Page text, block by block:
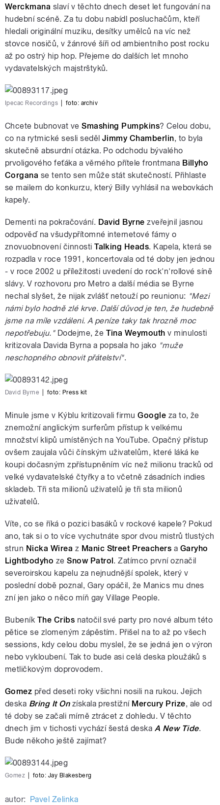
Werckmana slaví v těchto dnech deset let fungování na
hudební scéně. Za tu dobu nabídl posluchačům, kteří
hledali originální muziku, desítky umělců na víc než
stovce nosičů, v žánrové šíři od ambientního post rocku
až po ostrý hip hop. Přejeme do dalších let mnoho
vydavatelských majstrštyků.
Ipecac Recordings foto: archiv
Chcete bubnovat veSmashing Pumpkins? Celou dobu,
co na rytmické sesli seděl Jimmy Chamberlin, to byla
skutečně absurdní otázka. Po odchodu bývalého
prvoligového feťáka a věrného přítele frontmana Billyho
Corgana se tento sen může stát skutečností. Přihlaste
se mailem do konkurzu, který Billy vyhlásil na webovkách
kapely.
Dementi na pokračování. David Byrne zveřejnil jasnou
odpověď na všudypřítomné internetové fámy o
znovuobnovení činnostiTalking Heads. Kapela, která se
rozpadla v roce 1991, koncertovala od té doby jen jednou
- v roce 2002 u příležitosti uvedení do rock'n'rollové síně
slávy. V rozhovoru pro Metro a další média se Byrne
nechal slyšet, že nijak zvlášť netouží po reunionu: "Mezi
námi bylo hodně zlé krve. Další důvod je ten, že hudebně
jsme na míle vzdáleni. A peníze taky tak hrozně moc
nepotřebuju."Dodejme, že Tina Weymouth v minulosti
kritizovala Davida Byrna a popsala ho jako "muže
neschopného obnovit přátelství".
David Byrne foto: Press kit
Minule jsme v Kýblu kritizovali firmuGoogle za to, že
znemožní anglickým surferům přístup k velkému
množství klipů umístěných na YouTube. Opačný přístup
ovšem zaujala vůči čínským uživatelům, které láká ke
koupi dočasným zpřístupněním víc než milionu tracků od
velké vydavatelské čtyřky a to včetně zásadních indies
skladeb. Tři sta milionů uživatelů je tři sta milionů
uživatelů.
Víte, co se říká o pozici basáků v rockové kapele? Pokud
ano, tak si o to více vychutnáte spor dvou mistrů tlustých
strun Nicka Wirea z Manic Street Preachers a Garyho
Lightbodyho zeSnow Patrol . Zatímco první označil
severoirskou kapelu za nejnudnější spolek, který v
poslední době poznal, Gary opáčil, že Manics mu dnes
zní jen jako o něco míň gay Village People.
Bubeník The Cribs natočil své party pro nové album této
pětice se zlomeným zápěstím. Přišel na to až po všech
sessions, kdy celou dobu myslel, že se jedná jen o výron
nebo vykloubení. Tak to bude asi celá deska ploužáků s
metličkovým doprovodem.
Gomez před deseti roky všichni nosili na rukou. Jejich
deska Bring It Onzískala prestižní Mercury Prize, ale od
té doby se začali mírně ztrácet z dohledu. V těchto
dnech jim v tichosti vychází šestá deska A New Tide.
Bude někoho ještě zajímat?
Gomez foto: Jay Blakesberg
autor: Pavel Zelinka